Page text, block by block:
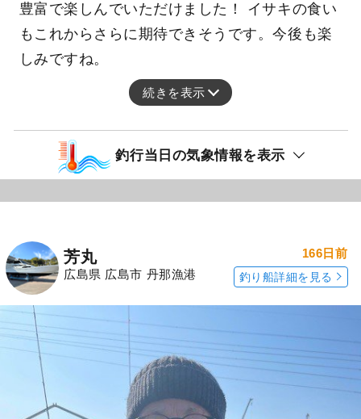
豊富で楽しんでいただけました！ イサキの食い
もこれからさらに期待できそうです。今後も楽
しみですね。
続きを表示
釣行当日の気象情報を表示
芳丸
広島県 広島市 丹那漁港
166日前
釣り船詳細を見る